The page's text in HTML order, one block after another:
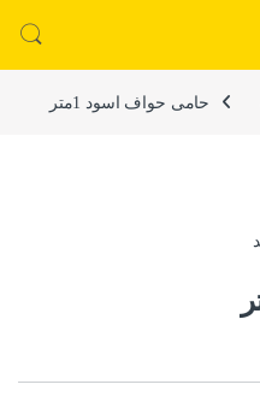
حامى حواف اسود 1متر